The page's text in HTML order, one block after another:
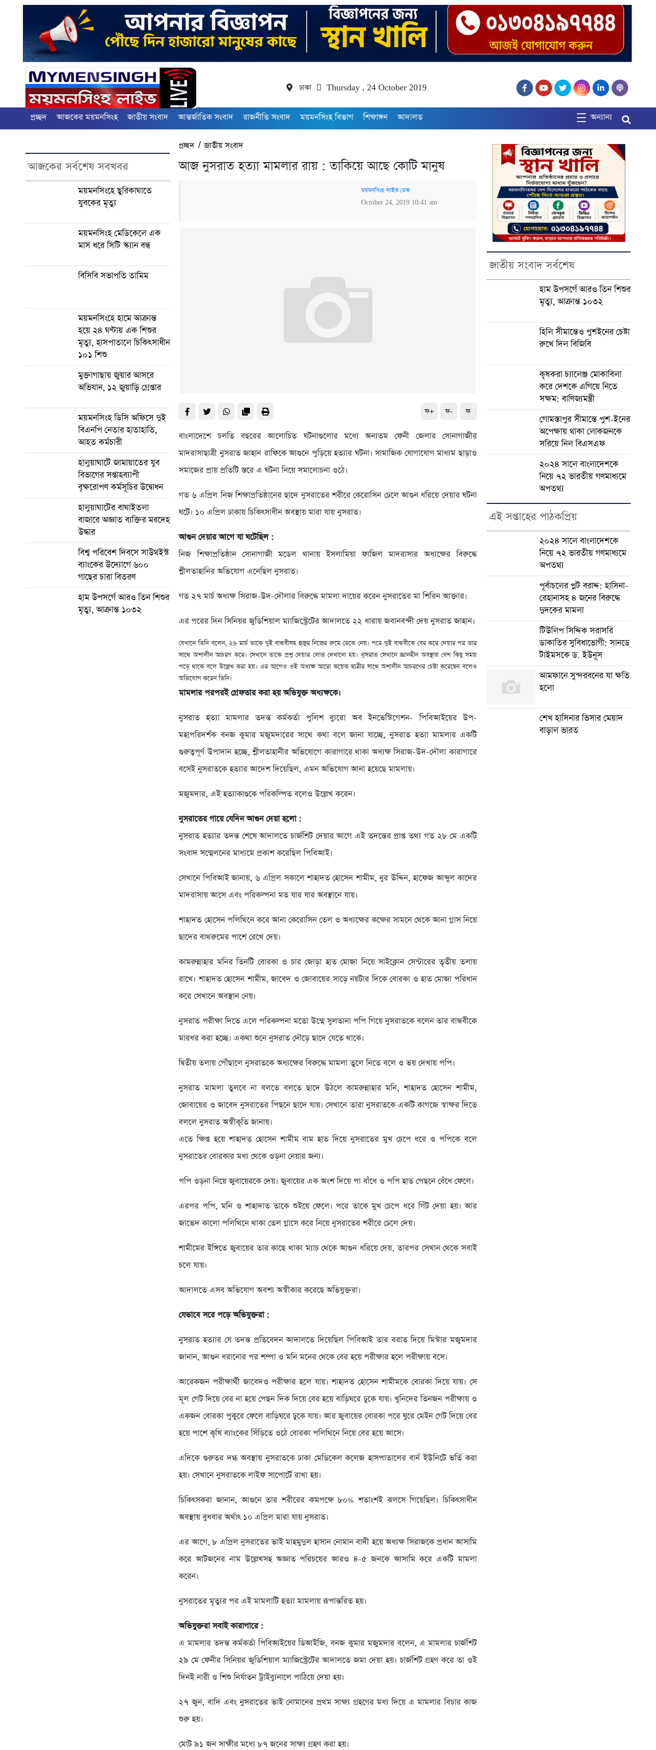
ঢাকা Thursday , 24 October 2019
প্রচ্ছদ আজকের ময়মনসিংহ জাতীয় সংবাদ আন্তর্জাতিক সংবাদ রাজনীতি সংবাদ ময়মনসিংহ বিভাগ শিক্ষাঙ্গন আদালত অন্যান্য
আজকের সর্বশেষ সবখবর
ময়মনসিংহে ছুরিকাঘাতে
যুবকের মৃত্যু
ময়মনসিংহ মেডিকেলে এক
মাস ধরে সিটি স্ক্যান বন্ধ
বিসিবি সভাপতি তামিম
ময়মনসিংহে হামে আক্রান্ত
হয়ে ২৪ ঘণ্টায় এক শিশুর
মৃত্যু, হাসপাতালে চিকিৎসাধীন
১০১ শিশু
মুক্তাগাছায় জুয়ার আসরে
অভিযান, ১২ জুয়াড়ি গ্রেপ্তার
ময়মনসিংহ ডিসি অফিসে দুই
বিএনপি নেতার হাতাহাতি,
আহত কর্মচারী
হালুয়াঘাটে জামায়াতের যুব
বিভাগের সপ্তাহব্যাপী
বৃক্ষরোপণ কর্মসূচির উদ্বোধন
হালুয়াঘাটের বাঘাইতলা
বাজারে অজ্ঞাত ব্যক্তির মরদেহ
উদ্ধার
বিশ্ব পরিবেশ দিবসে সাউথইস্ট
ব্যাংকের উদ্যোগে ৬০০
গাছের চারা বিতরণ
হাম উপসর্গে আরও তিন শিশুর
মৃত্যু, আক্রান্ত ১০৩২
প্রচ্ছদ/জাতীয় সংবাদ
আজ নুসরাত হত্যা মামলার রায় : তাকিয়ে আছে কোটি মানুষ
ময়মনসিংহ লাইভ ডেস্ক
October 24, 2019 10:41 am
ফ+ ফ- ফ
বাংলাদেশে চলতি বছরের আলোচিত ঘটনাগুলোর মধ্যে অন্যতম ফেনী জেলার সোনাগাজীর
মাদরাসাছাত্রী নুসরাত জাহান রাফিকে আগুনে পুড়িয়ে হত্যার ঘটনা। সামাজিক যোগাযোগ মাধ্যম ছাড়াও
সমাজের প্রায় প্রতিটি স্তরে এ ঘটনা নিয়ে সমালোচনা ওঠে।
গত ৬ এপ্রিল নিজ শিক্ষাপ্রতিষ্ঠানের ছাদে নুসরাতের শরীরে কেরোসিন ঢেলে আগুন ধরিয়ে দেয়ার ঘটনা
ঘটে। ১০ এপ্রিল ঢাকায় চিকিৎসাধীন অবস্থায় মারা যায় নুসরাত।
আগুন দেয়ার আগে যা ঘটেছিল :
নিজ শিক্ষাপ্রতিষ্ঠান সোনাগাজী মডেল থানায় ইসলামিয়া ফাজিল মাদরাসার অধ্যক্ষের বিরুদ্ধে
শ্লীলতাহানির অভিযোগ এনেছিল নুসরাত।
গত ২৭ মার্চ অধ্যক্ষ সিরাজ-উদ-দৌলার বিরুদ্ধে মামলা দায়ের করেন নুসরাতের মা শিরিন আক্তার।
এর পরের দিন সিনিয়র জুডিশিয়াল ম্যাজিস্ট্রেটের আদালতে ২২ ধারায় জবানবন্দী দেয় নুসরাত জাহান।
যেখানে তিনি বলেন, ২৬ মার্চ তাকে দুই বান্ধবীসহ হুজুর নিজের রুমে ডেকে নেয়। পরে দুই বান্ধবীকে বের করে দেয়ার পর তার
সাথে অশালীন আচরণ করে। সেখানে তাকে প্রশ্ন দেয়ার লোভ দেখানো হয়। নুসরাত সেখানে জ্ঞানহীন অবস্থায় বেশ কিছু সময়
পড়ে থাকে বলে উল্লেখ করা হয়। এর আগেও ওই অধ্যক্ষ আরো কয়েক ছাত্রীর সাথে অশালীন আচরণের চেষ্টা করেছেন বলেও
অভিযোগ করেন তিনি।
মামলার পরপরই গ্রেফতার করা হয় অভিযুক্ত অধ্যক্ষকে।
নুসরাত হত্যা মামলার তদন্ত কর্মকর্তা পুলিশ ব্যুরো অব ইনভেস্টিগেশন- পিবিআইয়ের উপ-
মহাপরিদর্শক বনজ কুমার মজুমদারের সাথে কথা বলে জানা যাচ্ছে, নুসরাত হত্যা মামলার একটি
গুরুত্বপূর্ণ উপাদান হচ্ছে, শ্লীলতাহানীর অভিযোগে কারাগারে থাকা অধ্যক্ষ সিরাজ-উদ-দৌলা কারাগারে
বসেই নুসরাতকে হত্যার আদেশ দিয়েছিল, এমন অভিযোগ আনা হয়েছে মামলায়।
মজুমদার, এই হত্যাকাণ্ডকে পরিকল্পিত বলেও উল্লেখ করেন।
নুসরাতের গায়ে যেদিন আগুন দেয়া হলো :
নুসরাত হত্যার তদন্ত শেষে আদালতে চার্জশিট দেয়ার আগে এই তদন্তের প্রাপ্ত তথ্য গত ২৮ মে একটি
সংবাদ সম্মেলনের মাধ্যমে প্রকাশ করেছিল পিবিআই।
সেখানে পিবিআই জানায়, ৬ এপ্রিল সকালে শাহাদত হোসেন শামীম, নুর উদ্দিন, হাফেজ আব্দুল কাদের
মাদরাসায় আসে এবং পরিকল্পনা মত যার যার অবস্থানে যায়।
শাহাদত হোসেন পলিথিনে করে আনা কেরোসিন তেল ও অধ্যক্ষের কক্ষের সামনে থেকে আনা গ্লাস নিয়ে
ছাদের বাথরুমের পাশে রেখে দেয়।
কামরুন্নাহার মনির তিনটি বোরকা ও চার জোড়া হাত মোজা নিয়ে সাইক্লোন সেন্টারের তৃতীয় তলায়
রাখে। শাহাদত হোসেন শামীম, জাবেদ ও জোবায়ের সাড়ে নয়টার দিকে বোরকা ও হাত মোজা পরিধান
করে সেখানে অবস্থান নেয়।
নুসরাত পরীক্ষা দিতে এলে পরিকল্পনা মতো উম্মে সুলতানা পপি গিয়ে নুসরাতকে বলেন তার বান্ধবীকে
মারধর করা হচ্ছে। একথা শুনে নুসরাত দৌড়ে ছাদে যেতে থাকে।
দ্বিতীয় তলায় পৌঁছালে নুসরাতকে অধ্যক্ষের বিরুদ্ধে মামলা তুলে নিতে বলে ও ভয় দেখায় পপি।
নুসরাত মামলা তুলবে না বলতে বলতে ছাদে উঠলে কামরুন্নাহার মনি, শাহাদত হোসেন শামীম,
জোবায়ের ও জাবেদ নুসরাতের পিছনে ছাদে যায়। সেখানে তারা নুসরাতকে একটি কাগজে স্বাক্ষর দিতে
বললে নুসরাত অস্বীকৃতি জানায়।
এতে ক্ষিপ্ত হয়ে শাহাদত হোসেন শামীম বাম হাত দিয়ে নুসরাতের মুখ চেপে ধরে ও পপিকে বলে
নুসরাতের বোরকার মধ্য থেকে ওড়না নেয়ার জন্য।
পপি ওড়না নিয়ে জুবায়েরকে দেয়। জুবায়ের এক অংশ দিয়ে পা বাঁধে ও পপি হাত পেছনে বেঁধে ফেলে।
এরপর পপি, মনি ও শাহাদাত তাকে শুইয়ে ফেলে। পরে তাকে মুখ চেপে ধরে গিঁট দেয়া হয়। আর
জাভেদ কালো পলিথিনে থাকা তেল গ্লাসে করে নিয়ে নুসরাতের শরীরে ঢেলে দেয়।
শামীমের ইঙ্গিতে জুবায়ের তার কাছে থাকা ম্যাচ থেকে আগুন ধরিয়ে দেয়, তারপর সেখান থেকে সবাই
চলে যায়।
আদালতে এসব অভিযোগ অবশ্য অস্বীকার করেছে অভিযুক্তরা।
যেভাবে সরে পড়ে অভিযুক্তরা :
নুসরাত হত্যার যে তদন্ত প্রতিবেদন আদালতে দিয়েছিল পিবিআই তার বরাত দিয়ে মিস্টার মজুমদার
জানান, আগুন ধরানোর পর শম্পা ও মনি মনের থেকে বের হয়ে পরীক্ষার হলে পরীক্ষায় বসে।
আরেকজন পরীক্ষার্থী জাবেদও পরীক্ষার হলে যায়। শাহাদত হোসেন শামীমকে বোরকা দিয়ে যায়। সে
মূল গেট দিয়ে বের না হয়ে পেছন দিক দিয়ে বের হয়ে বাড়িঘরে ঢুকে যায়। খুনিদের তিনজন পরীক্ষায় ও
একজন বোরকা পুকুরে ফেলে বাড়িঘরে ঢুকে যায়। আর জুবায়ের বোরকা পরে ঘুরে মেইন গেট দিয়ে বের
হয়ে পাশে কৃষি ব্যাংকের সিঁড়িতে ওঠে বোরকা পলিথিনে নিয়ে বের হয়ে আসে।
এদিকে গুরুতর দগ্ধ অবস্থায় নুসরাতকে ঢাকা মেডিকেল কলেজ হাসপাতালের বার্ন ইউনিটে ভর্তি করা
হয়। সেখানে নুসরাতকে লাইফ সাপোর্টে রাখা হয়।
চিকিৎসকরা জানান, আগুনে তার শরীরের কমপক্ষে ৮০% শতাংশই ঝলসে গিয়েছিল। চিকিৎসাধীন
অবস্থায় বুধবার অর্থাৎ ১০ এপ্রিল মারা যায় নুসরাত।
এর আগে, ৮ এপ্রিল নুসরাতের ভাই মাহমুদুল হাসান নোমান বাদী হয়ে অধ্যক্ষ সিরাজকে প্রধান আসামি
করে আটজনের নাম উল্লেখসহ অজ্ঞাত পরিচয়ের আরও ৪-৫ জনকে আসামি করে একটি মামলা
করেন।
নুসরাতের মৃত্যুর পর এই মামলাটি হত্যা মামলায় রূপান্তরিত হয়।
অভিযুক্তরা সবাই কারাগারে :
এ মামলার তদন্ত কর্মকর্তা পিবিআইয়ের ডিআইজি, বনজ কুমার মজুমদার বলেন, এ মামলার চার্জশিট
২৯ মে ফেনীর সিনিয়র জুডিশিয়াল ম্যাজিস্ট্রেটের আদালতে জমা দেয়া হয়। চার্জশিট গ্রহণ করে তা ওই
দিনই নারী ও শিশু নির্যাতন ট্রাইব্যুনালে পাঠিয়ে দেয়া হয়।
২৭ জুন, বাদি এবং নুসরাতের ভাই নোমানের প্রথম সাক্ষ্য গ্রহণের মধ্য দিয়ে এ মামলার বিচার কাজ
শুরু হয়।
মোট ৯১ জন সাক্ষীর মধ্যে ৮৭ জনের সাক্ষ্য গ্রহণ করা হয়।
জাতীয় সংবাদ সর্বশেষ
হাম উপসর্গে আরও তিন শিশুর
মৃত্যু, আক্রান্ত ১০৩২
হিলি সীমান্তেও পুশইনের চেষ্টা
রুখে দিল বিজিবি
কৃষকরা চ্যালেঞ্জ মোকাবিলা
করে দেশকে এগিয়ে নিতে
সক্ষম: বাণিজ্যমন্ত্রী
গোমস্তাপুর সীমান্তে পুশ-ইনের
অপেক্ষায় থাকা লোকজনকে
সরিয়ে নিল বিএসএফ
২০২৪ সালে বাংলাদেশকে
নিয়ে ৭২ ভারতীয় গণমাধ্যমে
অপতথ্য
এই সপ্তাহের পাঠকপ্রিয়
২০২৪ সালে বাংলাদেশকে
নিয়ে ৭২ ভারতীয় গণমাধ্যমে
অপতথ্য
পূর্বাচলের প্লট বরাদ্দ: হাসিনা-
রেহানাসহ ৪ জনের বিরুদ্ধে
দুদকের মামলা
টিউলিপ সিদ্দিক সরাসরি
ডাকাতির সুবিধাভোগী: সানডে
টাইমসকে ড. ইউনূস
আমফানে সুন্দরবনের যা ক্ষতি
হলো
শেখ হাসিনার ভিসার মেয়াদ
বাড়াল ভারত